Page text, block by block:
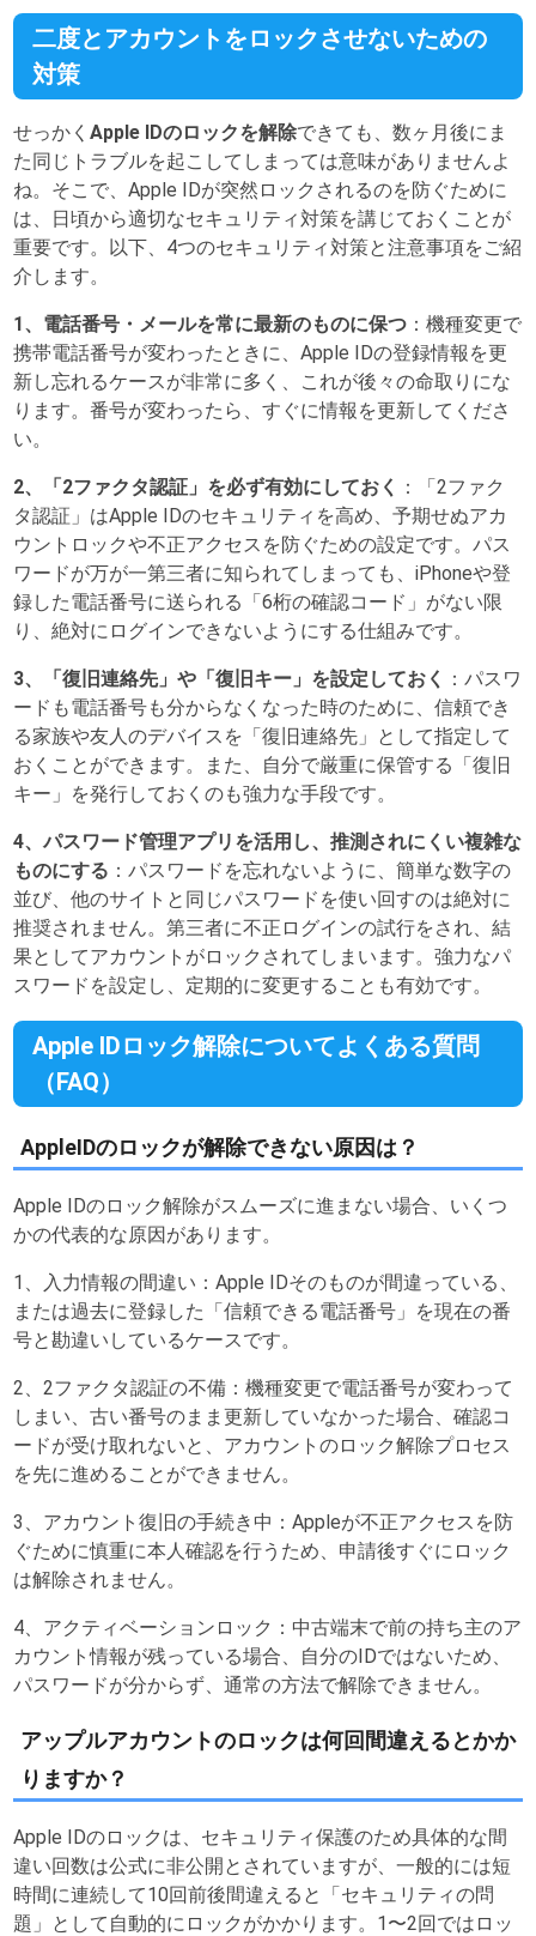
二度とアカウントをロックさせないための
対策
せっかくApple IDのロックを解除できても、数ヶ月後にま
た同じトラブルを起こしてしまっては意味がありませんよ
ね。そこで、Apple IDが突然ロックされるのを防ぐために
は、日頃から適切なセキュリティ対策を講じておくことが
重要です。以下、4つのセキュリティ対策と注意事項をご紹
介します。
1、電話番号・メールを常に最新のものに保つ ：機種変更で
携帯電話番号が変わったときに、Apple IDの登録情報を更
新し忘れるケースが非常に多く、これが後々の命取りにな
ります。番号が変わったら、すぐに情報を更新してくださ
い。
2、「2ファクタ認証」を必ず有効にしておく
：「2ファク
タ認証」はApple IDのセキュリティを高め、予期せぬアカ
ウントロックや不正アクセスを防ぐための設定です。パス
ワードが万が一第三者に知られてしまっても、iPhoneや登
録した電話番号に送られる「6桁の確認コード」がない限
り、絶対にログインできないようにする仕組みです。
3、「復旧連絡先」や「復旧キー」を設定しておく
：パスワ
ードも電話番号も分からなくなった時のために、信頼でき
る家族や友人のデバイスを「復旧連絡先」として指定して
おくことができます。また、自分で厳重に保管する「復旧
キー」を発行しておくのも強力な手段です。
4、パスワード管理アプリを活用し、推測されにくい複雑な
ものにする ：パスワードを忘れないように、簡単な数字の
並び、他のサイトと同じパスワードを使い回すのは絶対に
推奨されません。第三者に不正ログインの試行をされ、結
果としてアカウントがロックされてしまいます。強力なパ
スワードを設定し、定期的に変更することも有効です。
Apple IDロック解除についてよくある質問
（FAQ）
AppleIDのロックが解除できない原因は？
Apple IDのロック解除がスムーズに進まない場合、いくつ
かの代表的な原因があります。
1、入力情報の間違い：Apple IDそのものが間違っている、
または過去に登録した「信頼できる電話番号」を現在の番
号と勘違いしているケースです。
2、2ファクタ認証の不備：機種変更で電話番号が変わって
しまい、古い番号のまま更新していなかった場合、確認コ
ードが受け取れないと、アカウントのロック解除プロセス
を先に進めることができません。
3、アカウント復旧の手続き中：Appleが不正アクセスを防
ぐために慎重に本人確認を行うため、申請後すぐにロック
は解除されません。
4、アクティベーションロック：中古端末で前の持ち主のア
カウント情報が残っている場合、自分のIDではないため、
パスワードが分からず、通常の方法で解除できません。
アップルアカウントのロックは何回間違えるとかか
りますか？
Apple IDのロックは、セキュリティ保護のため具体的な間
違い回数は公式に非公開とされていますが、一般的には短
時間に連続して10回前後間違えると「セキュリティの問
題」として自動的にロックがかかります。1〜2回ではロッ